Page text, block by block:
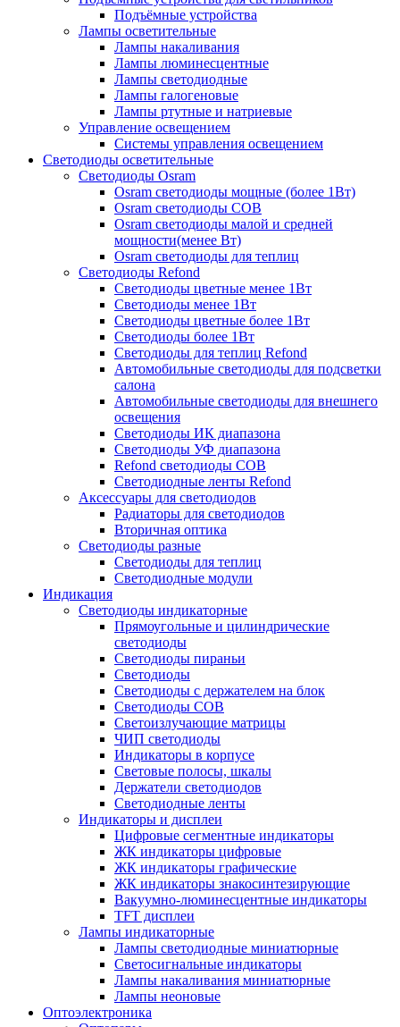
Подъёмные устройства
Лампы осветительные
Лампы накаливания
Лампы люминесцентные
Лампы светодиодные
Лампы галогеновые
Лампы ртутные и натриевые
Управление освещением
Системы управления освещением
Светодиоды осветительные
Светодиоды Osram
Osram светодиоды мощные (более 1Вт)
Osram светодиоды COB
Osram светодиоды малой и средней
мощности(менее Вт)
Osram светодиоды для теплиц
Светодиоды Refond
Светодиоды цветные менее 1Вт
Светодиоды менее 1Вт
Светодиоды цветные более 1Вт
Светодиоды более 1Вт
Светодиоды для теплиц Refond
Автомобильные светодиоды для подсветки
салона
Автомобильные светодиоды для внешнего
освещения
Светодиоды ИК диапазона
Светодиоды УФ диапазона
Refond светодиоды COB
Светодиодные ленты Refond
Аксессуары для светодиодов
Радиаторы для светодиодов
Вторичная оптика
Светодиоды разные
Светодиоды для теплиц
Светодиодные модули
Индикация
Светодиоды индикаторные
Прямоугольные и цилиндрические
светодиоды
Светодиоды пираньи
Светодиоды
Светодиоды с держателем на блок
Светодиоды COB
Светоизлучающие матрицы
ЧИП светодиоды
Индикаторы в корпусе
Световые полосы, шкалы
Держатели светодиодов
Светодиодные ленты
Индикаторы и дисплеи
Цифровые сегментные индикаторы
ЖК индикаторы цифровые
ЖК индикаторы графические
ЖК индикаторы знакосинтезирующие
Вакуумно-люминесцентные индикаторы
TFT дисплеи
Лампы индикаторные
Лампы светодиодные миниатюрные
Светосигнальные индикаторы
Лампы накаливания миниатюрные
Лампы неоновые
Оптоэлектроника